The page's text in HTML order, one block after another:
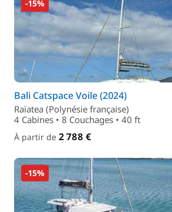
-15%
Bali Catspace Voile (2024)
Raïatea (Polynésie française)
4 Cabines • 8 Couchages • 40 ft
À partir de 2 788 €
-15%